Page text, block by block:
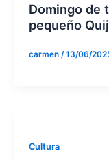
Domingo de
pequeño
carmen /13/06/
Cultura